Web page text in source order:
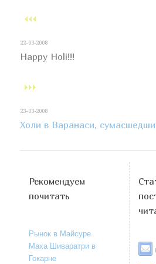
22-03-2008
Happy Holi!!!
23-03-2008
Холи в Варанаси,
Рекомендуем
почитать
Рынок в Майсуре
Маха Шиваратри в
Гокарне